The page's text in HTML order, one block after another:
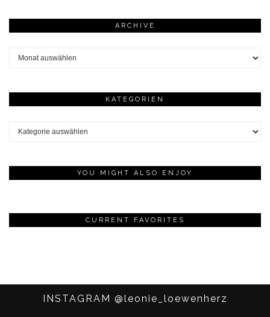
ARCHIVE
KATEGORIEN
YOU MIGHT ALSO ENJOY
CURRENT FAVORITES
INSTAGRAM @leonie_loewenherz